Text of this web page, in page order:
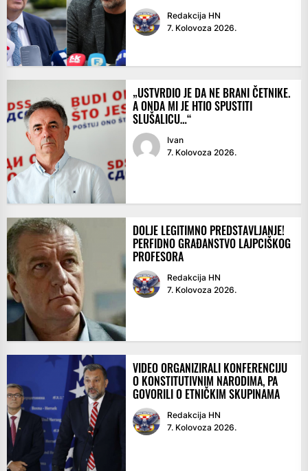
Redakcija HN
7. Kolovoza 2026.
„USTVRDIO JE DA NE BRANI ČETNIKE.
A ONDA MI JE HTIO SPUSTITI
SLUŠALICU…“
Ivan
7. Kolovoza 2026.
DOLJE LEGITIMNO PREDSTAVLJANJE!
PERFIDNO GRAĐANSTVO LAJPCIŠKOG
PROFESORA
Redakcija HN
7. Kolovoza 2026.
VIDEO ORGANIZIRALI KONFERENCIJU
O KONSTITUTIVNIM NARODIMA, PA
GOVORILI O ETNIČKIM SKUPINAMA
Redakcija HN
7. Kolovoza 2026.